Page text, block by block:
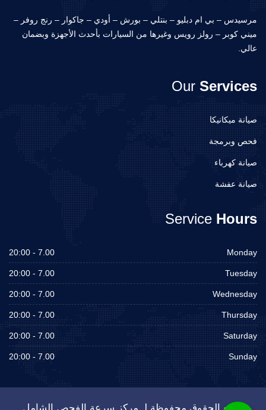
مرسيدس – بي ام دبليو – بنتلي – بورش – أودي – جاكوار – رنج روفر –
ميني كوبر – رولز رويس وغيرها من السيارات بأحدث الأجهزة وبضمان
عالي.
Our Services
صيانة ميكانيكا
فحص وبرمجة
صيانة كهرباء
صيانة عفشة
Service Hours
Monday
7.00 - 20:00
Tuesday
7.00 - 20:00
Wednesday
7.00 - 20:00
Thursday
7.00 - 20:00
Saturday
7.00 - 20:00
Sunday
7.00 - 20:00